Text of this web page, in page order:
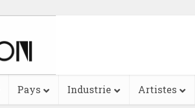
Pays Industrie Artistes